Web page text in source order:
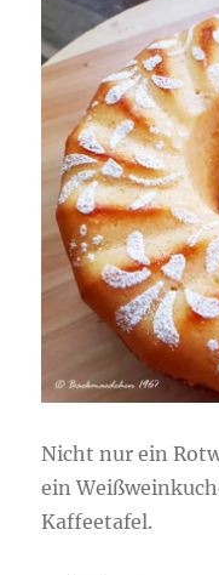
Nicht nur ein
ein
Kaffeetafel.